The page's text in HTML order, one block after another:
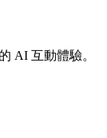
AI 互動體驗。